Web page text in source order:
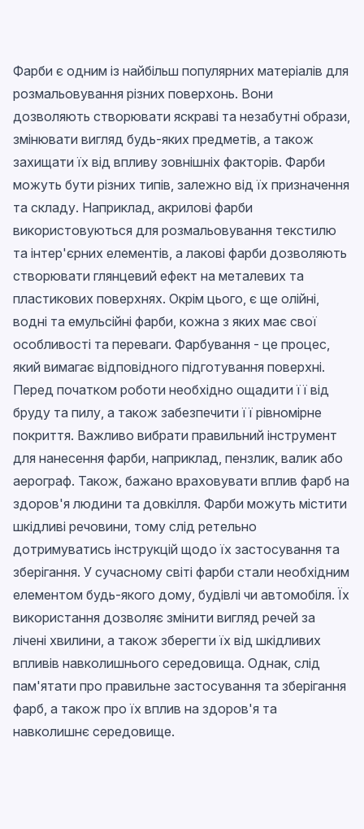
Фарби є одним із найбільш популярних матеріалів для
розмальовування різних поверхонь. Вони
дозволяють створювати яскраві та незабутні образи,
змінювати вигляд будь-яких предметів, а також
захищати їх від впливу зовнішніх факторів. Фарби
можуть бути різних типів, залежно від їх призначення
та складу. Наприклад, акрилові фарби
використовуються для розмальовування текстилю
та інтер'єрних елементів, а лакові фарби дозволяють
створювати глянцевий ефект на металевих та
пластикових поверхнях. Окрім цього, є ще олійні,
водні та емульсійні фарби, кожна з яких має свої
особливості та переваги. Фарбування - це процес,
який вимагає відповідного підготування поверхні.
Перед початком роботи необхідно ощадити її від
бруду та пилу, а також забезпечити її рівномірне
покриття. Важливо вибрати правильний інструмент
для нанесення фарби, наприклад, пензлик, валик або
аерограф. Також, бажано враховувати вплив фарб на
здоров'я людини та довкілля. Фарби можуть містити
шкідливі речовини, тому слід ретельно
дотримуватись інструкцій щодо їх застосування та
зберігання. У сучасному світі фарби стали необхідним
елементом будь-якого дому, будівлі чи автомобіля. Їх
використання дозволяє змінити вигляд речей за
лічені хвилини, а також зберегти їх від шкідливих
впливів навколишнього середовища. Однак, слід
пам'ятати про правильне застосування та зберігання
фарб, а також про їх вплив на здоров'я та
навколишнє середовище.